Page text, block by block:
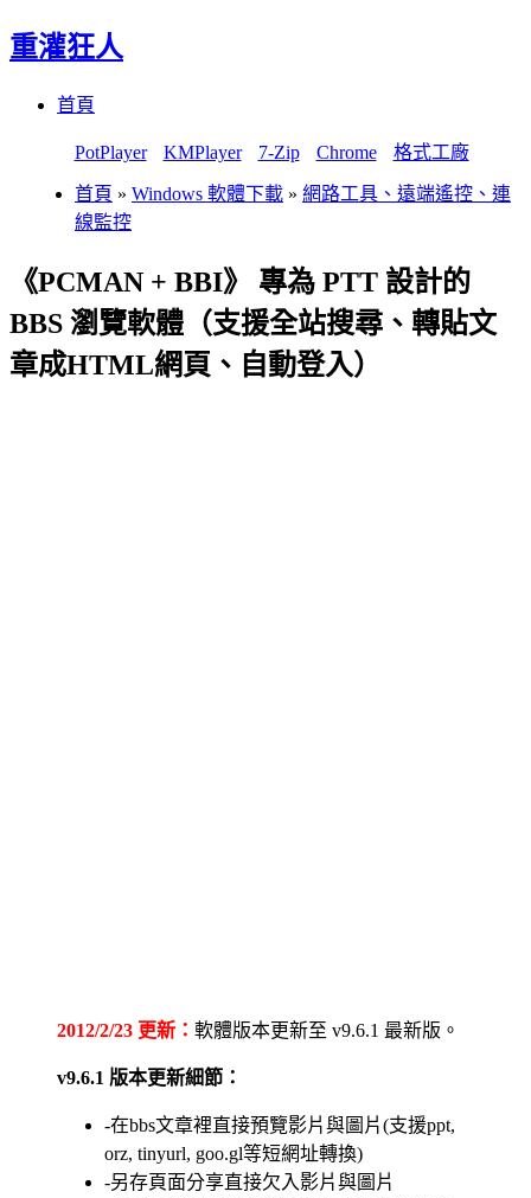
重灌狂人
首頁
PotPlayer KMPlayer 7-Zip Chrome 格式工廠
首頁 » Windows 軟體下載 » 網路工具、遠端遙控、連
線監控
《PCMAN + BBI》 專為 PTT 設計的
BBS 瀏覽軟體（支援全站搜尋、轉貼文
章成HTML網頁、自動登入）
2012/2/23 更新： 軟體版本更新至 v9.6.1 最新版。
v9.6.1 版本更新細節：
-在bbs文章裡直接預覽影片與圖片(支援ppt,
orz, tinyurl, goo.gl等短網址轉換)
-另存頁面分享直接欠入影片與圖片